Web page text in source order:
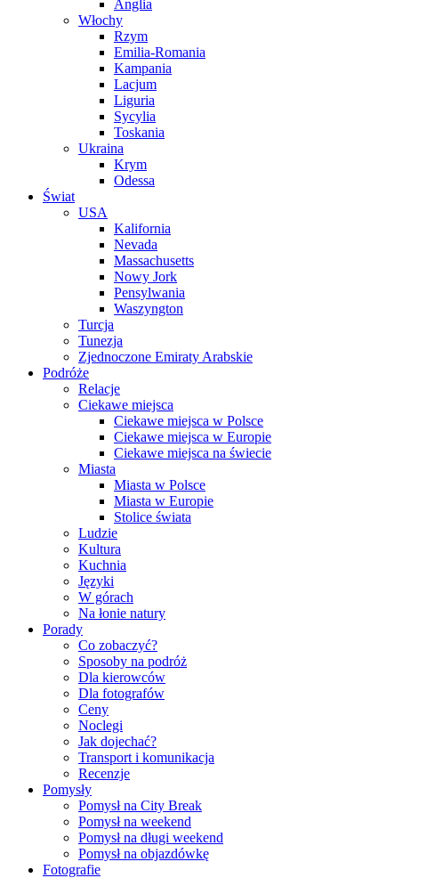
Anglia
Włochy
Rzym
Emilia-Romania
Kampania
Lacjum
Liguria
Sycylia
Toskania
Ukraina
Krym
Odessa
Świat
USA
Kalifornia
Nevada
Massachusetts
Nowy Jork
Pensylwania
Waszyngton
Turcja
Tunezja
Zjednoczone Emiraty Arabskie
Podróże
Relacje
Ciekawe miejsca
Ciekawe miejsca w Polsce
Ciekawe miejsca w Europie
Ciekawe miejsca na świecie
Miasta
Miasta w Polsce
Miasta w Europie
Stolice świata
Ludzie
Kultura
Kuchnia
Języki
W górach
Na łonie natury
Porady
Co zobaczyć?
Sposoby na podróż
Dla kierowców
Dla fotografów
Ceny
Noclegi
Jak dojechać?
Transport i komunikacja
Recenzje
Pomysły
Pomysł na City Break
Pomysł na weekend
Pomysł na długi weekend
Pomysł na objazdówkę
Fotografie